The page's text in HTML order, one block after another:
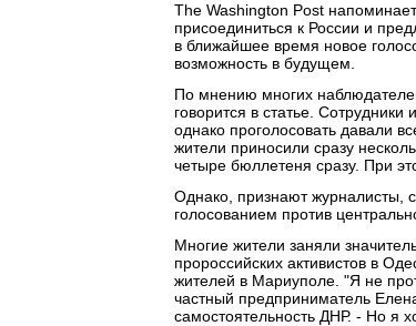
The Washington Post
присоединиться к России и
в ближайшее время новое
возможность в будущем.
По мнению многих
говорится в статье. Сотрудники
однако проголосовать давали
жители приносили сразу
четыре бюллетеня сразу. При
Однако, признают журналисты,
голосованием против
Многие жители заняли
пророссийских активистов в
жителей в Мариуполе. "Я не
частный предприниматель
самостоятельность ДНР. - Но я